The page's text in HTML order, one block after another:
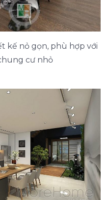
kế nỏ gọn, phù hợp với
cư nhỏ